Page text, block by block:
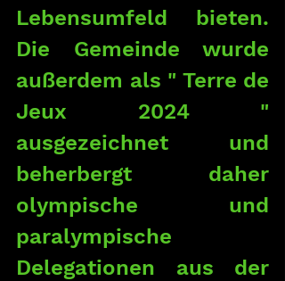
Lebensumfeld bieten.
Die Gemeinde wurde
außerdem als " Terre de
Jeux 2024 "
ausgezeichnet und
beherbergt daher
olympische und
paralympische
Delegationen aus der